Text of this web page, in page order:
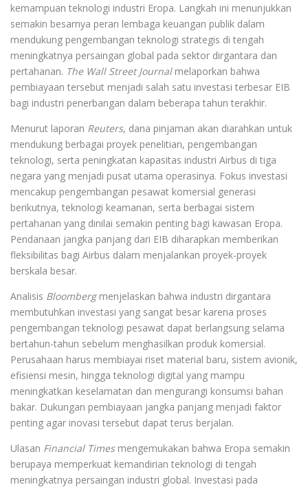
kemampuan teknologi industri Eropa. Langkah ini menunjukkan
semakin besarnya peran lembaga keuangan publik dalam
mendukung pengembangan teknologi strategis di tengah
meningkatnya persaingan global pada sektor dirgantara dan
pertahanan. The Wall Street Journalmelaporkan bahwa
pembiayaan tersebut menjadi salah satu investasi terbesar EIB
bagi industri penerbangan dalam beberapa tahun terakhir.
Menurut laporan Reuters, dana pinjaman akan diarahkan untuk
mendukung berbagai proyek penelitian, pengembangan
teknologi, serta peningkatan kapasitas industri Airbus di tiga
negara yang menjadi pusat utama operasinya. Fokus investasi
mencakup pengembangan pesawat komersial generasi
berikutnya, teknologi keamanan, serta berbagai sistem
pertahanan yang dinilai semakin penting bagi kawasan Eropa.
Pendanaan jangka panjang dari EIB diharapkan memberikan
fleksibilitas bagi Airbus dalam menjalankan proyek-proyek
berskala besar.
Analisis Bloombergmenjelaskan bahwa industri dirgantara
membutuhkan investasi yang sangat besar karena proses
pengembangan teknologi pesawat dapat berlangsung selama
bertahun-tahun sebelum menghasilkan produk komersial.
Perusahaan harus membiayai riset material baru, sistem avionik,
efisiensi mesin, hingga teknologi digital yang mampu
meningkatkan keselamatan dan mengurangi konsumsi bahan
bakar. Dukungan pembiayaan jangka panjang menjadi faktor
penting agar inovasi tersebut dapat terus berjalan.
Ulasan Financial Timesmengemukakan bahwa Eropa semakin
berupaya memperkuat kemandirian teknologi di tengah
meningkatnya persaingan industri global. Investasi pada